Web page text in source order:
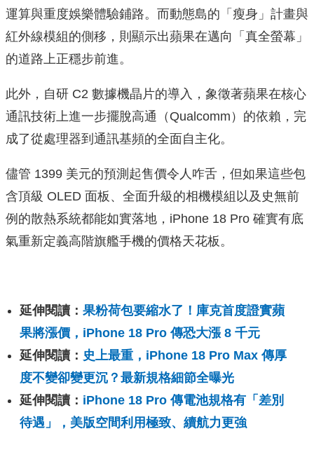
運算與重度娛樂體驗鋪路。而動態島的「瘦身」計畫與
紅外線模組的側移，則顯示出蘋果在邁向「真全螢幕」
的道路上正穩步前進。
此外，自研 C2 數據機晶片的導入，象徵著蘋果在核心
通訊技術上進一步擺脫高通（Qualcomm）的依賴，完
成了從處理器到通訊基頻的全面自主化。
儘管 1399 美元的預測起售價令人咋舌，但如果這些包
含頂級 OLED 面板、全面升級的相機模組以及史無前
例的散熱系統都能如實落地，iPhone 18 Pro 確實有底
氣重新定義高階旗艦手機的價格天花板。
延伸閱讀： 果粉荷包要縮水了！庫克首度證實蘋
果將漲價，iPhone 18 Pro 傳恐大漲 8 千元
延伸閱讀： 史上最重，iPhone 18 Pro Max 傳厚
度不變卻變更沉？最新規格細節全曝光
延伸閱讀： iPhone 18 Pro 傳電池規格有「差別
待遇」，美版空間利用極致、續航力更強